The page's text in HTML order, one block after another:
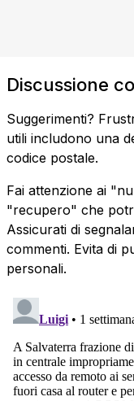
Discussione
Suggerimenti?
utili includono una
codice postale.
Fai attenzione ai
"recupero" che
Assicurati di
commenti. Evita di
personali.